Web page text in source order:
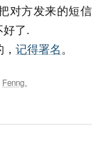
对方发来的短信
了.
记得署名。
Fenng。